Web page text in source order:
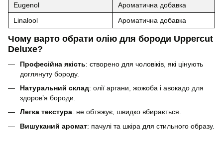
Eugenol
Ароматична добавка
Linalool
Ароматична добавка
Чому варто обрати олію для бороди Uppercut
Deluxe?
Професійна якість: створено для чоловіків, які цінують
доглянуту бороду.
Натуральний склад: олії аргани, жожоба і авокадо для
здоров’я бороди.
Легка текстура: не обтяжує, швидко вбирається.
Вишуканий аромат: пачулі та шкіра для стильного образу.